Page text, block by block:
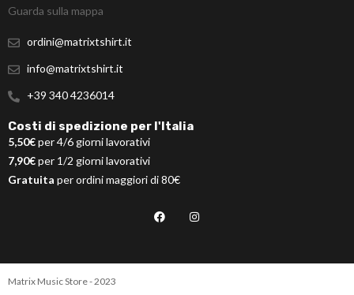
Guarda sulla mappa
ordini@matrixtshirt.it
info@matrixtshirt.it
+39 340 4236014
Costi di spedizione per l'Italia
5,50€per 4/6 giorni lavorativi
7,90€per 1/2 giorni lavorativi
Gratuita per ordini maggiori di 80€
Matrix Music Store - 2023